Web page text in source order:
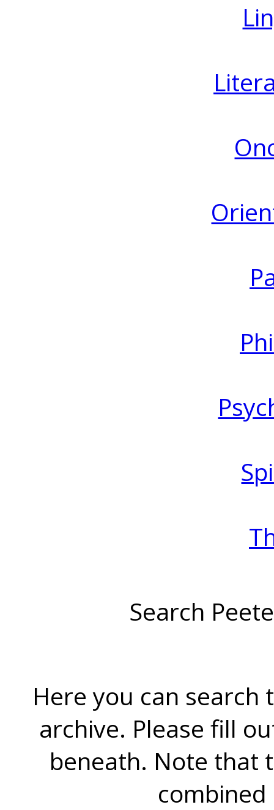
Search
Here you can search
archive. Please fill
beneath. Note that
combined